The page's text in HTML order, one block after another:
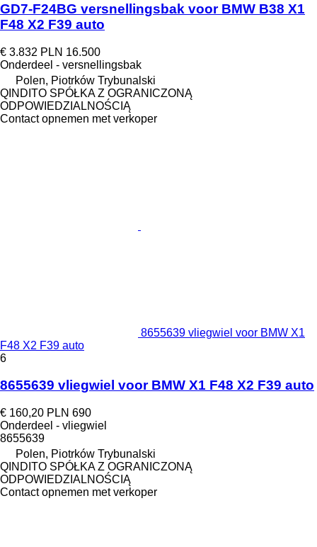
GD7-F24BG versnellingsbak voor BMW B38 X1
F48 X2 F39 auto
€ 3.832 PLN 16.500
Onderdeel - versnellingsbak
Polen, Piotrków Trybunalski
QINDITO SPÓŁKA Z OGRANICZONĄ
ODPOWIEDZIALNOŚCIĄ
Contact opnemen met verkoper
8655639 vliegwiel voor BMW X1
F48 X2 F39 auto
6
8655639 vliegwiel voor BMW X1 F48 X2 F39 auto
€ 160,20 PLN 690
Onderdeel - vliegwiel
8655639
Polen, Piotrków Trybunalski
QINDITO SPÓŁKA Z OGRANICZONĄ
ODPOWIEDZIALNOŚCIĄ
Contact opnemen met verkoper